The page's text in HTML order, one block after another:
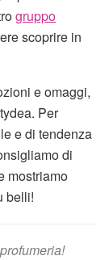
gruppo
scoprire in
e omaggi,
Per
e di tendenza
di
mostriamo
belli!